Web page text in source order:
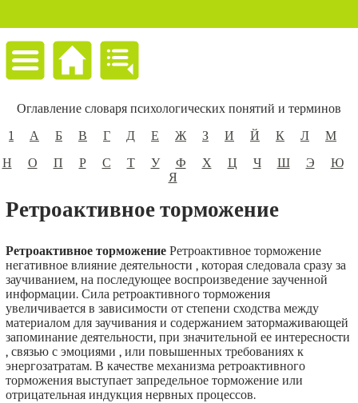
Оглавление словаря психологических понятий и терминов
1
А Б В Г Д Е Ж З И Й К Л
М
Н
О П Р С Т У Ф Х Ц Ч Ш Э
Ю
Я
Ретроактивное торможение
Ретроактивное торможениеРетроактивное торможение
негативное влияние деятельности , которая следовала сразу за
заучиванием, на последующее воспроизведение заученной
информации. Сила ретроактивного торможения
увеличивается в зависимости от степени сходства между
материалом для заучивания и содержанием затормаживающей
запоминание деятельности, при значительной ее интересности
, связью с эмоциями , или повышенных требованиях к
энергозатратам. В качестве механизма ретроактивного
торможения выступает запредельное торможение или
отрицательная индукция нервных процессов.